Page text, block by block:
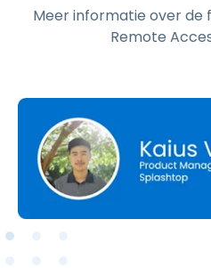
Meer informatie over de
Remote